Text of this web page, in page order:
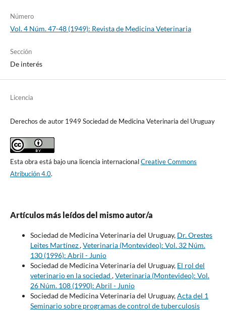
Número
Vol. 4 Núm. 47-48 (1949): Revista de Medicina Veterinaria
Sección
De interés
Licencia
Derechos de autor 1949 Sociedad de Medicina Veterinaria del Uruguay
Esta obra está bajo una licencia internacionalCreative Commons
Atribución 4.0.
Artículos más leídos del mismo autor/a
Sociedad de Medicina Veterinaria del Uruguay, Dr. Orestes
Leites Martínez,Veterinaria (Montevideo): Vol. 32 Núm.
130 (1996): Abril - Junio
Sociedad de Medicina Veterinaria del Uruguay, El rol del
veterinario en la sociedad ,Veterinaria (Montevideo): Vol.
26 Núm. 108 (1990): Abril - Junio
Sociedad de Medicina Veterinaria del Uruguay,Acta del 1
Seminario sobre programas de control de tuberculosis